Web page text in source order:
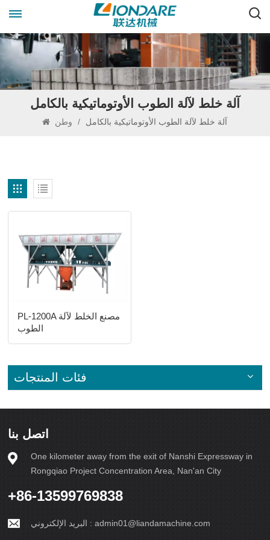
آلة خلط لآلة الطوب الأوتوماتيكية بالكامل
/ آلة خلط لآلة الطوب الأوتوماتيكية بالكامل
PL-1200A مصنع الخلط لآلة
الطوب
فئات المنتجات
اتصل بنا
One kilometer away from the exit of Nanshi Expressway in
Rongqiao Project Concentration Area, Nan'an City
+86-13599769838
البريد الإلكتروني :admin01@liandamachine.com